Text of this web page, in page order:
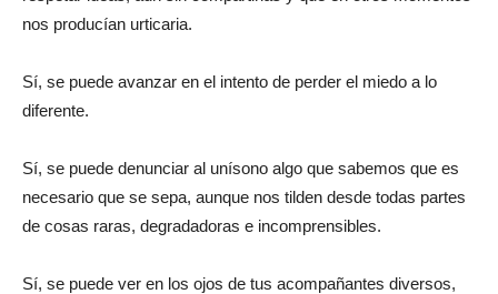
nos producían urticaria.
Sí, se puede avanzar en el intento de perder el miedo a lo
diferente.
Sí, se puede denunciar al unísono algo que sabemos que es
necesario que se sepa, aunque nos tilden desde todas partes
de cosas raras, degradadoras e incomprensibles.
Sí, se puede ver en los ojos de tus acompañantes diversos,